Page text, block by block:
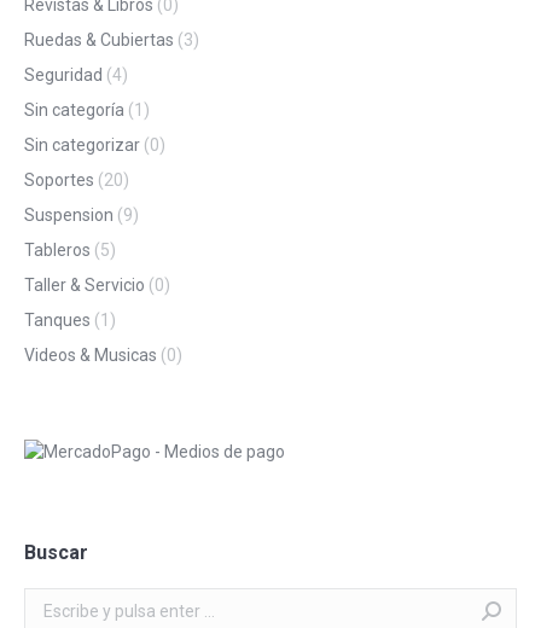
Revistas & Libros (0)
Ruedas & Cubiertas (3)
Seguridad (4)
Sin categoría (1)
Sin categorizar (0)
Soportes (20)
Suspension (9)
Tableros (5)
Taller & Servicio (0)
Tanques (1)
Videos & Musicas (0)
Buscar